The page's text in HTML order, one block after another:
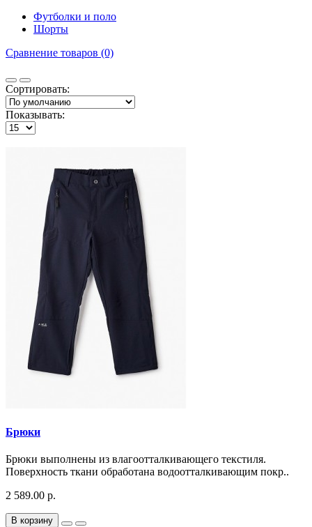
Футболки и поло
Шорты
Сравнение товаров (0)
Сортировать:
Показывать:
Брюки
Брюки выполнены из влагоотталкивающего текстиля.
Поверхность ткани обработана водоотталкивающим покр..
2 589.00 р.
В корзину